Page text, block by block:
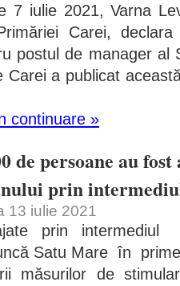
7 iulie 2021, Varna
Carei,
postul de manager al
a publicat
continuare »
de persoane au
prin
13 iulie 2021
prin intermediul
Satu Mare în
măsurilor de